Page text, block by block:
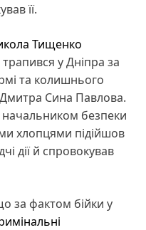
її.
Тищенко
у Дніпра за
та колишнього
Дмитра Сина Павлова.
начальником безпеки
хлопцями підійшов
дії й спровокував
за фактом бійки у